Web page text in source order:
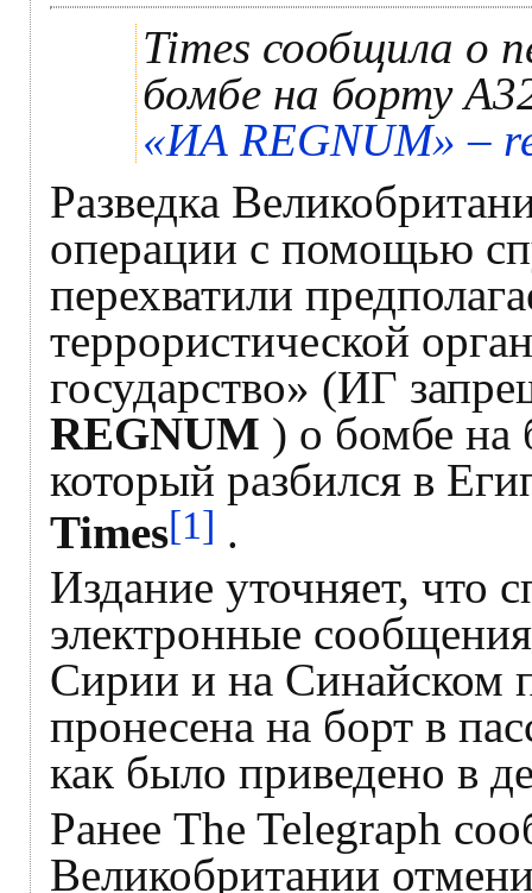
Times сообщила о
бомбе на борту
«ИА REGNUM» –
Разведка
операции с помощью
перехватили
террористической
государство» (ИГ
REGNUM ) о бомбе на
который разбился в
Times[1] .
Издание уточняет, что
электронные
Сирии и на Синайском
пронесена на борт в
как было приведено в
Ранее The Telegraph
Великобритании